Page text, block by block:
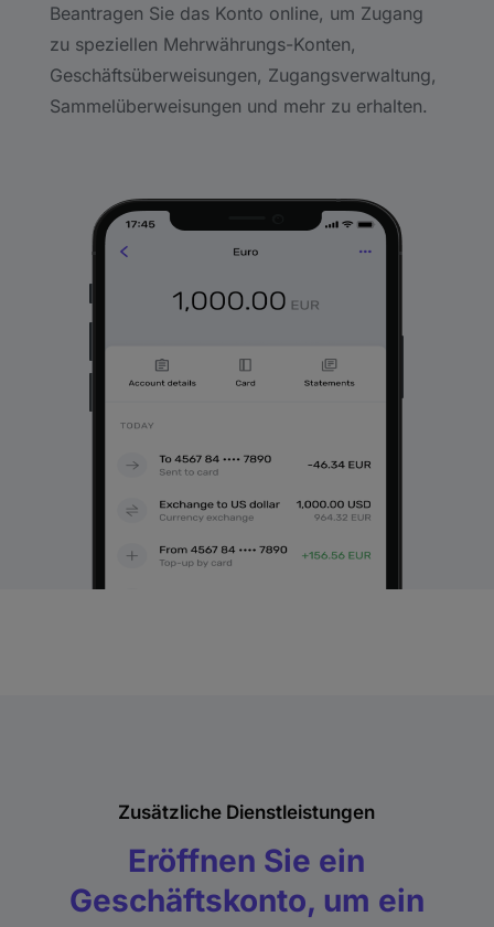
Beantragen Sie das Konto online, um Zugang
zu speziellen Mehrwährungs-Konten,
Geschäftsüberweisungen, Zugangsverwaltung,
Sammelüberweisungen und mehr zu erhalten.
Zusätzliche Dienstleistungen
Eröffnen Sie ein
Geschäftskonto, um ein